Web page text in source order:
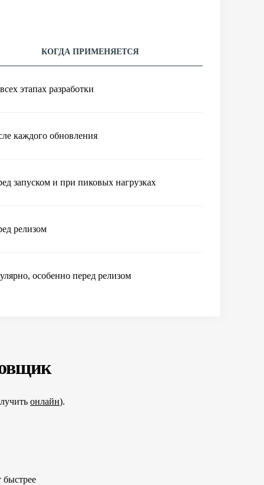
КОГДА ПРИМЕНЯЕТСЯ
этапах разработки
каждого обновления
запуском и при пиковых нагрузках
релизом
особенно перед релизом
онлайн).
быстрее